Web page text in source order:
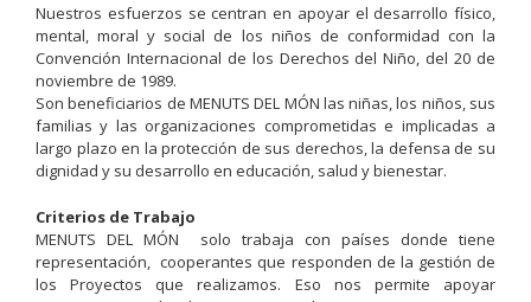
Nuestros esfuerzos se centran en apoyar el desarrollo físico,
mental, moral y social de los niños de conformidad con la
Convención Internacional de los Derechos del Niño, del 20 de
noviembre de 1989.
Son beneficiarios de MENUTS DEL MÓN las niñas, los niños, sus
familias y las organizaciones comprometidas e implicadas a
largo plazo en la protección de sus derechos, la defensa de su
dignidad y su desarrollo en educación, salud y bienestar.
Criterios de Trabajo
MENUTS DEL MÓN solo trabaja con países donde tiene
representación, cooperantes que responden de la gestión de
los Proyectos que realizamos. Eso nos permite apoyar